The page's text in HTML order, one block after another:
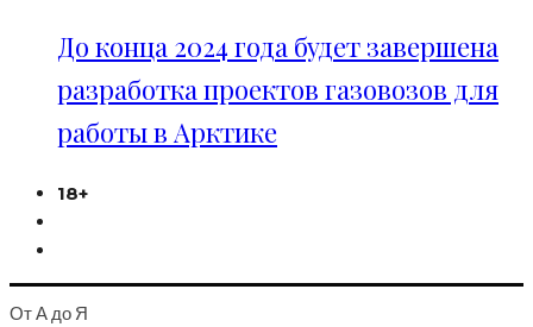
До конца 2024 года будет завершена
разработка проектов газовозов для
работы в Арктике
18+
От А до Я